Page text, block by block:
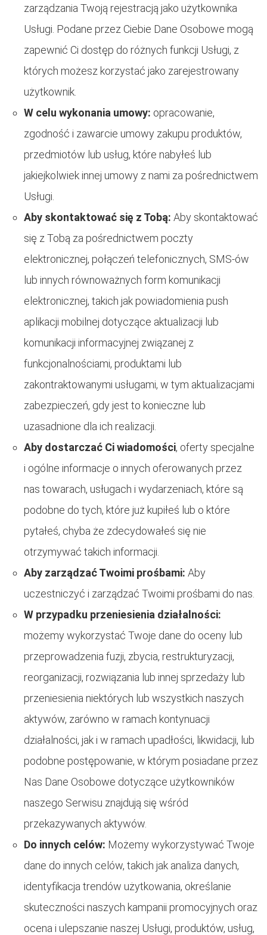
zarządzania Twoją rejestracją jako użytkownika
Usługi. Podane przez Ciebie Dane Osobowe mogą
zapewnić Ci dostęp do różnych funkcji Usługi, z
których możesz korzystać jako zarejestrowany
użytkownik.
W celu wykonania umowy: opracowanie,
zgodność i zawarcie umowy zakupu produktów,
przedmiotów lub usług, które nabyłeś lub
jakiejkolwiek innej umowy z nami za pośrednictwem
Usługi.
Aby skontaktować się z Tobą: Aby skontaktować
się z Tobą za pośrednictwem poczty
elektronicznej, połączeń telefonicznych, SMS-ów
lub innych równoważnych form komunikacji
elektronicznej, takich jak powiadomienia push
aplikacji mobilnej dotyczące aktualizacji lub
komunikacji informacyjnej związanej z
funkcjonalnościami, produktami lub
zakontraktowanymi usługami, w tym aktualizacjami
zabezpieczeń, gdy jest to konieczne lub
uzasadnione dla ich realizacji.
Aby dostarczać Ci wiadomości, oferty specjalne
i ogólne informacje o innych oferowanych przez
nas towarach, usługach i wydarzeniach, które są
podobne do tych, które już kupiłeś lub o które
pytałeś, chyba że zdecydowałeś się nie
otrzymywać takich informacji.
Aby zarządzać Twoimi prośbami: Aby
uczestniczyć i zarządzać Twoimi prośbami do nas.
W przypadku przeniesienia działalności:
możemy wykorzystać Twoje dane do oceny lub
przeprowadzenia fuzji, zbycia, restrukturyzacji,
reorganizacji, rozwiązania lub innej sprzedaży lub
przeniesienia niektórych lub wszystkich naszych
aktywów, zarówno w ramach kontynuacji
działalności, jak i w ramach upadłości, likwidacji, lub
podobne postępowanie, w którym posiadane przez
Nas Dane Osobowe dotyczące użytkowników
naszego Serwisu znajdują się wśród
przekazywanych aktywów.
Do innych celów: Możemy wykorzystywać Twoje
dane do innych celów, takich jak analiza danych,
identyfikacja trendów użytkowania, określanie
skuteczności naszych kampanii promocyjnych oraz
ocena i ulepszanie naszej Usługi, produktów, usług,